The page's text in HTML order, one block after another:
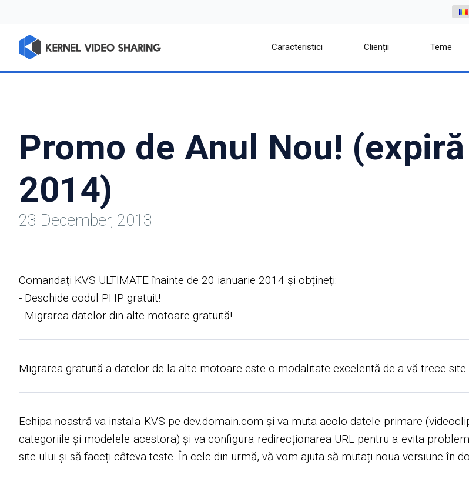
Caracteristici Clienții Teme
Promo de Anul Nou!
2014)
23 December, 2013
Comandați KVS ULTIMATE înainte de 20 ianuarie 2014 și obțineți:
- Deschide codul PHP gratuit!
- Migrarea datelor din alte motoare gratuită!
Migrarea gratuită a datelor de la alte motoare este o modalitate excelentă de a vă trece
Echipa noastră va instala KVS pe dev.domain.com și va muta acolo datele primare
categoriile și modelele acestora) și va configura redirecționarea URL pentru a evita
site-ului și să faceți câteva teste. În cele din urmă, vă vom ajuta să mutați noua versiune în